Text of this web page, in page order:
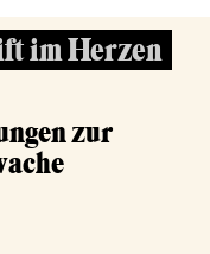
im Herzen
zur